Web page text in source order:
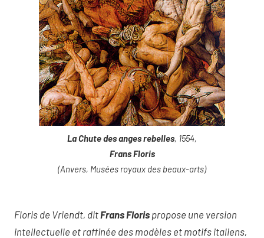
La Chute des anges rebelles, 1554,
Frans Floris
(Anvers, Musées royaux des beaux-arts)
Floris de Vriendt, dit Frans Floris propose une version
intellectuelle et raffinée des modèles et motifs italiens,